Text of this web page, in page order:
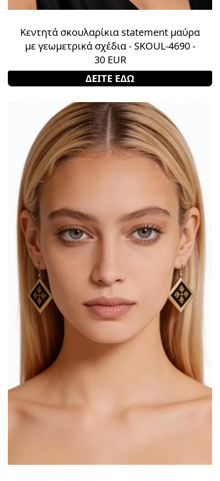
Κεντητά σκουλαρίκια statement μαύρα
με γεωμετρικά σχέδια - SKOUL-4690 -
30 EUR
ΔΕΙΤΕ ΕΔΩ